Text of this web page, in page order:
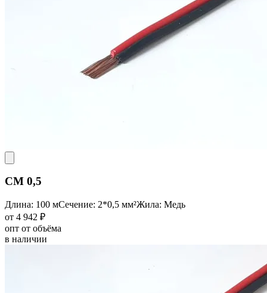
CM 0,5
Длина: 100 мСечение: 2*0,5 мм²Жила: Медь
от 4 942 ₽
опт от объёма
в наличии